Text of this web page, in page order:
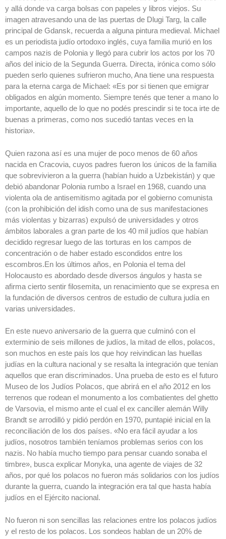
y allá donde va carga bolsas con papeles y libros viejos. Su
imagen atravesando una de las puertas de Dlugi Targ, la calle
principal de Gdansk, recuerda a alguna pintura medieval. Michael
es un periodista judío ortodoxo inglés, cuya familia murió en los
campos nazis de Polonia y llegó para cubrir los actos por los 70
años del inicio de la Segunda Guerra. Directa, irónica como sólo
pueden serlo quienes sufrieron mucho, Ana tiene una respuesta
para la eterna carga de Michael: «Es por si tienen que emigrar
obligados en algún momento. Siempre tenés que tener a mano lo
importante, aquello de lo que no podés prescindir si te toca irte de
buenas a primeras, como nos sucedió tantas veces en la
historia».
Quien razona así es una mujer de poco menos de 60 años
nacida en Cracovia, cuyos padres fueron los únicos de la familia
que sobrevivieron a la guerra (habían huido a Uzbekistán) y que
debió abandonar Polonia rumbo a Israel en 1968, cuando una
violenta ola de antisemitismo agitada por el gobierno comunista
(con la prohibición del idish como una de sus manifestaciones
más violentas y bizarras) expulsó de universidades y otros
ámbitos laborales a gran parte de los 40 mil judíos que habían
decidido regresar luego de las torturas en los campos de
concentración o de haber estado escondidos entre los
escombros.En los últimos años, en Polonia el tema del
Holocausto es abordado desde diversos ángulos y hasta se
afirma cierto sentir filosemita, un renacimiento que se expresa en
la fundación de diversos centros de estudio de cultura judía en
varias universidades.
En este nuevo aniversario de la guerra que culminó con el
exterminio de seis millones de judíos, la mitad de ellos, polacos,
son muchos en este país los que hoy reivindican las huellas
judías en la cultura nacional y se resalta la integración que tenían
aquellos que eran discriminados. Una prueba de esto es el futuro
Museo de los Judíos Polacos, que abrirá en el año 2012 en los
terrenos que rodean el monumento a los combatientes del ghetto
de Varsovia, el mismo ante el cual el ex canciller alemán Willy
Brandt se arrodilló y pidió perdón en 1970, puntapié inicial en la
reconciliación de los dos países. «No era fácil ayudar a los
judíos, nosotros también teníamos problemas serios con los
nazis. No había mucho tiempo para pensar cuando sonaba el
timbre», busca explicar Monyka, una agente de viajes de 32
años, por qué los polacos no fueron más solidarios con los judíos
durante la guerra, cuando la integración era tal que hasta había
judíos en el Ejército nacional.
No fueron ni son sencillas las relaciones entre los polacos judíos
y el resto de los polacos. Los sondeos hablan de un 20% de